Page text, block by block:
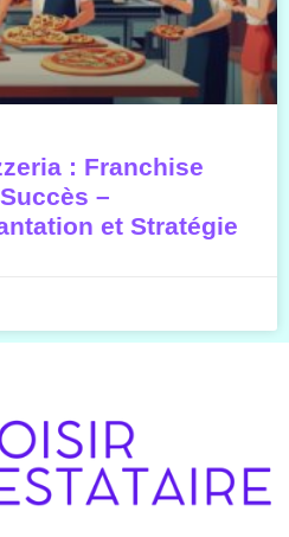
: Franchise
–
et Stratégie